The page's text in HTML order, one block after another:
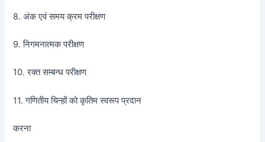
8. अंक एवं समय क्रम परीक्षण
9. निगमनात्मक परीक्षण
10. रक्त सम्बन्ध परीक्षण
11. गणितीय चिन्हों को कृतिम स्वरूप प्रदान
करना